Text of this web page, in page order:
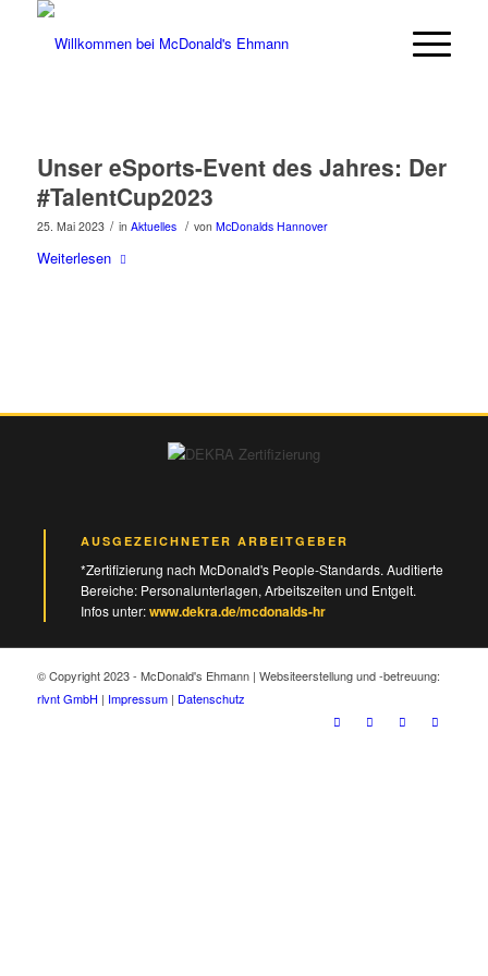
Unser eSports-Event des Jahres: Der
#TalentCup2023
25. Mai 2023 / in Aktuelles / von McDonalds Hannover
Weiterlesen
AUSGEZEICHNETER ARBEITGEBER
*Zertifizierung nach McDonald's People-Standards. Auditierte
Bereiche: Personalunterlagen, Arbeitszeiten und Entgelt.
Infos unter:www.dekra.de/mcdonalds-hr
© Copyright 2023 - McDonald's Ehmann | Websiteerstellung und -betreuung:
rlvnt GmbH | Impressum| Datenschutz
(m/w/d) gesucht. Bewirb dich in unter
Jetzt bewerben